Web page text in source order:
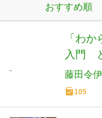
おすすめ順
「わ
入門
を見つ
藤田令伊
105